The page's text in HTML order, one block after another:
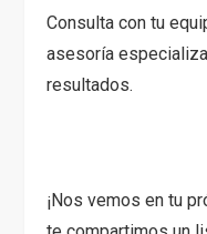
Consulta con tu
asesoría
resultados.
¡Nos vemos en tu